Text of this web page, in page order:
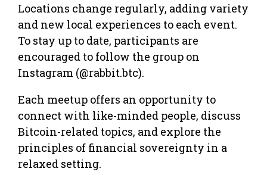
Locations change regularly, adding variety
and new local experiences to each event.
To stay up to date, participants are
encouraged to follow the group on
Instagram (@rabbit.btc).
Each meetup offers an opportunity to
connect with like-minded people, discuss
Bitcoin-related topics, and explore the
principles of financial sovereignty in a
relaxed setting.